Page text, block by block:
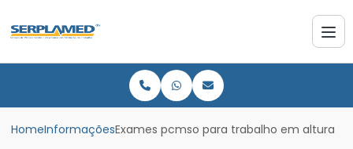
HomeInformaçõesExames pcmso para trabalho em altura